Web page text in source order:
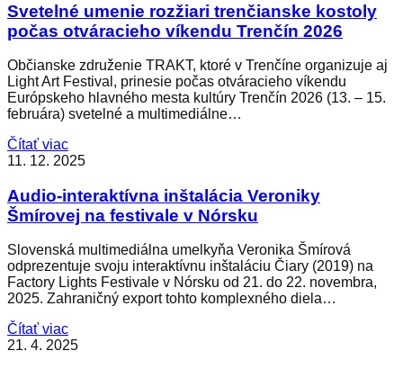
Svetelné umenie rozžiari trenčianske kostoly
počas otváracieho víkendu Trenčín 2026
Občianske združenie TRAKT, ktoré v Trenčíne organizuje aj
Light Art Festival, prinesie počas otváracieho víkendu
Európskeho hlavného mesta kultúry Trenčín 2026 (13. – 15.
februára) svetelné a multimediálne…
Čítať viac
11. 12. 2025
Audio-interaktívna inštalácia Veroniky
Šmírovej na festivale v Nórsku
Slovenská multimediálna umelkyňa Veronika Šmírová
odprezentuje svoju interaktívnu inštaláciu Čiary (2019) na
Factory Lights Festivale v Nórsku od 21. do 22. novembra,
2025. Zahraničný export tohto komplexného diela…
Čítať viac
21. 4. 2025